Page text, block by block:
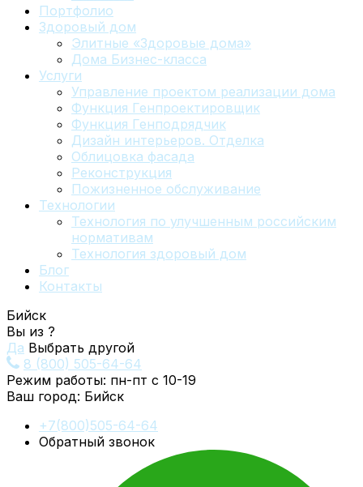
Портфолио
Здоровый дом
Элитные «Здоровые дома»
Дома Бизнес-класса
Услуги
Управление проектом реализации дома
Функция Генпроектировщик
Функция Генподрядчик
Дизайн интерьеров. Отделка
Облицовка фасада
Реконструкция
Пожизненное обслуживание
Технологии
Технология по улучшенным российским
нормативам
Технология здоровый дом
Блог
Контакты
Бийск
Вы из ?
Да Выбрать другой
8 (800) 505-64-64
Режим работы: пн-пт с 10-19
Ваш город: Бийск
+7(800)505-64-64
Обратный звонок